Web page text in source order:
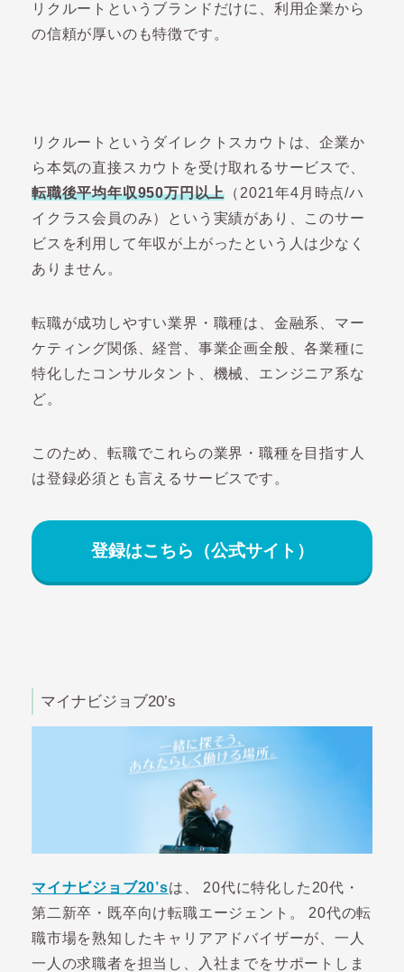
リクルートというブランドだけに、利用企業から
の信頼が厚いのも特徴です。
リクルートというダイレクトスカウトは、企業か
ら本気の直接スカウトを受け取れるサービスで、
転職後平均年収950万円以上 （2021年4月時点/ハ
イクラス会員のみ）という実績があり、このサー
ビスを利用して年収が上がったという人は少なく
ありません。
転職が成功しやすい業界・職種は、金融系、マー
ケティング関係、経営、事業企画全般、各業種に
特化したコンサルタント、機械、エンジニア系な
ど。
このため、転職でこれらの業界・職種を目指す人
は登録必須とも言えるサービスです。
登録はこちら（公式サイト）
マイナビジョブ20’s
マイナビジョブ20’sは、 20代に特化した20代・
第二新卒・既卒向け転職エージェント。 20代の転
職市場を熟知したキャリアアドバイザーが、一人
一人の求職者を担当し、入社までをサポートしま